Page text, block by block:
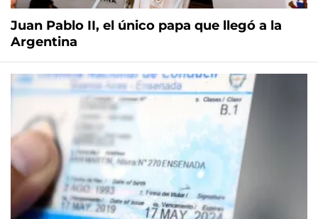
Juan Pablo II, el único papa que llegó a la
Argentina